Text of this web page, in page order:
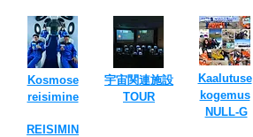
Kosmose
reisimine
REISIMIN
​宇宙関連施設
TOUR​
Kaalutuse
kogemus
NULL-G